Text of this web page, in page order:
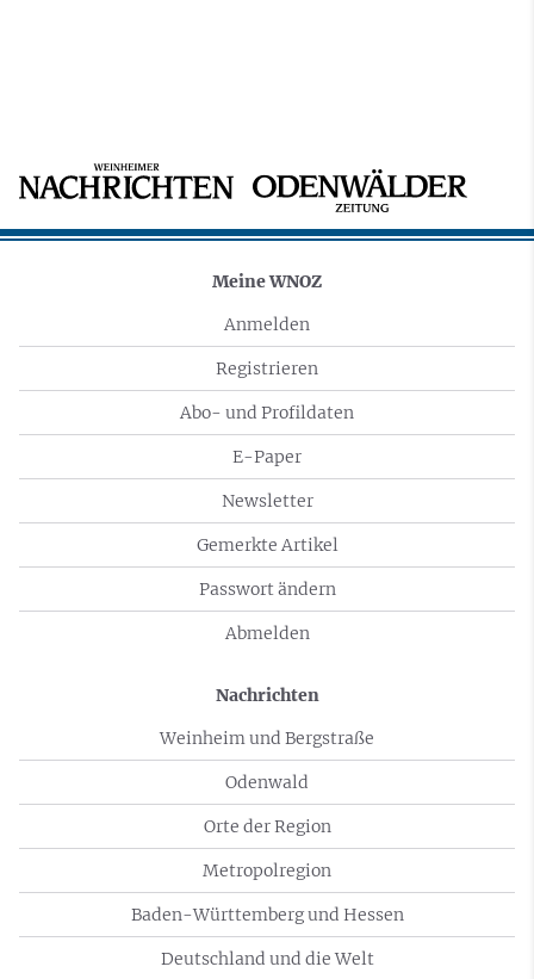
Meine WNOZ
Anmelden
Registrieren
Abo- und Profildaten
E-Paper
Newsletter
Gemerkte Artikel
Passwort ändern
Abmelden
Nachrichten
Weinheim und Bergstraße
Odenwald
Orte der Region
Metropolregion
Baden-Württemberg und Hessen
Deutschland und die Welt